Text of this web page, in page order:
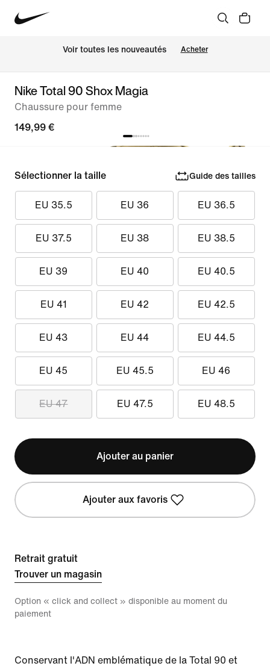
Voir toutes les nouveautés Acheter
Nike Total 90 Shox Magia
Chaussure pour femme
149,99 €
Sélectionner la taille Guide des tailles
EU 35.5 EU 36 EU 36.5
EU 37.5 EU 38 EU 38.5
EU 39 EU 40 EU 40.5
EU 41 EU 42 EU 42.5
EU 43 EU 44 EU 44.5
EU 45 EU 45.5 EU 46
EU 47 EU 47.5 EU 48.5
Ajouter au panier
Ajouter aux favoris
Retrait gratuit
Trouver un magasin
Option « click and collect » disponible au moment du
paiement
Conservant l'ADN emblématique de la Total 90 et